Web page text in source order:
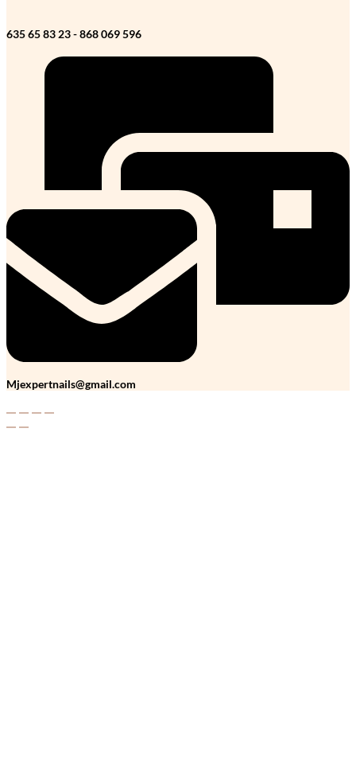
635 65 83 23 - 868 069 596
Mjexpertnails@gmail.com